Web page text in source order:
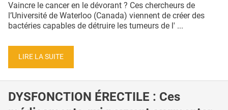
Vaincre le cancer en le dévorant ? Ces chercheurs de
l’Université de Waterloo (Canada) viennent de créer des
bactéries capables de détruire les tumeurs de l' ...
LIRE LA SUITE
DYSFONCTION ÉRECTILE : Ces